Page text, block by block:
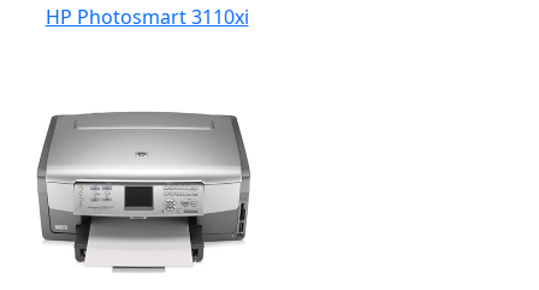
HP Photosmart 3110xi